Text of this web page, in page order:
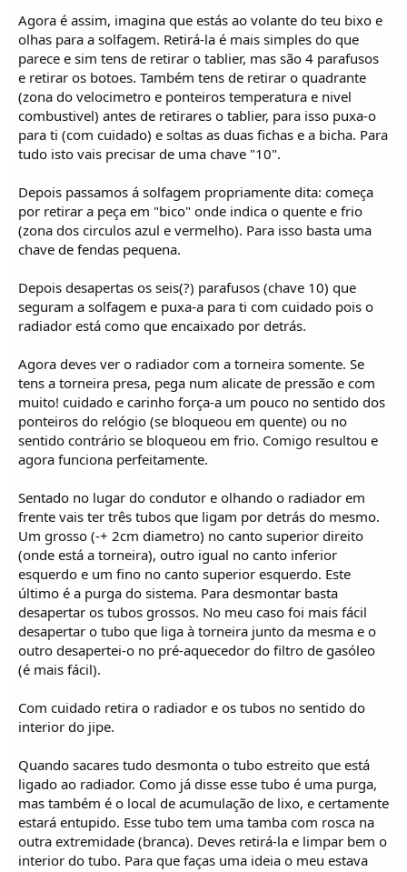
Agora é assim, imagina que estás ao volante do teu bixo e
olhas para a solfagem. Retirá-la é mais simples do que
parece e sim tens de retirar o tablier, mas são 4 parafusos
e retirar os botoes. Também tens de retirar o quadrante
(zona do velocimetro e ponteiros temperatura e nivel
combustivel) antes de retirares o tablier, para isso puxa-o
para ti (com cuidado) e soltas as duas fichas e a bicha. Para
tudo isto vais precisar de uma chave "10".
Depois passamos á solfagem propriamente dita: começa
por retirar a peça em "bico" onde indica o quente e frio
(zona dos circulos azul e vermelho). Para isso basta uma
chave de fendas pequena.
Depois desapertas os seis(?) parafusos (chave 10) que
seguram a solfagem e puxa-a para ti com cuidado pois o
radiador está como que encaixado por detrás.
Agora deves ver o radiador com a torneira somente. Se
tens a torneira presa, pega num alicate de pressão e com
muito! cuidado e carinho força-a um pouco no sentido dos
ponteiros do relógio (se bloqueou em quente) ou no
sentido contrário se bloqueou em frio. Comigo resultou e
agora funciona perfeitamente.
Sentado no lugar do condutor e olhando o radiador em
frente vais ter três tubos que ligam por detrás do mesmo.
Um grosso (-+ 2cm diametro) no canto superior direito
(onde está a torneira), outro igual no canto inferior
esquerdo e um fino no canto superior esquerdo. Este
último é a purga do sistema. Para desmontar basta
desapertar os tubos grossos. No meu caso foi mais fácil
desapertar o tubo que liga à torneira junto da mesma e o
outro desapertei-o no pré-aquecedor do filtro de gasóleo
(é mais fácil).
Com cuidado retira o radiador e os tubos no sentido do
interior do jipe.
Quando sacares tudo desmonta o tubo estreito que está
ligado ao radiador. Como já disse esse tubo é uma purga,
mas também é o local de acumulação de lixo, e certamente
estará entupido. Esse tubo tem uma tamba com rosca na
outra extremidade (branca). Deves retirá-la e limpar bem o
interior do tubo. Para que faças uma ideia o meu estava